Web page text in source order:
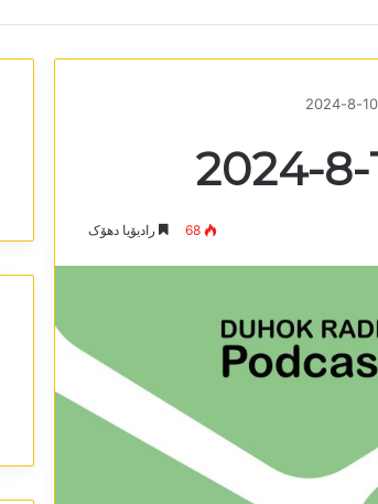
68 رادیۆیا دھۆک